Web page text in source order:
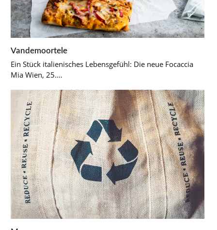
Vandemoortele
Ein Stück italienisches Lebensgefühl: Die neue Focaccia
Mia Wien, 25.…